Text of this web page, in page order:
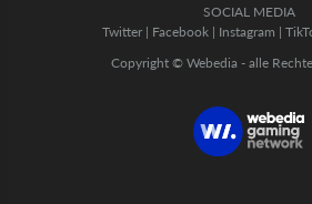
SOCIAL MEDIA
Twitter | Facebook | Instagram |
Copyright © Webedia - alle